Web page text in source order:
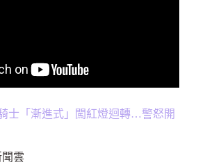
士「漸進式」闖紅燈迴轉…警怒開
聞雲